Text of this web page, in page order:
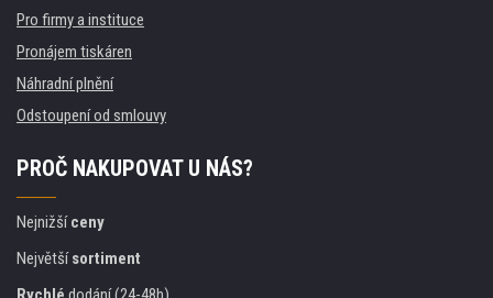
Pro firmy a instituce
Pronájem tiskáren
Náhradní plnění
Odstoupení od smlouvy
PROČ NAKUPOVAT U NÁS?
Nejnižšíceny
Největšísortiment